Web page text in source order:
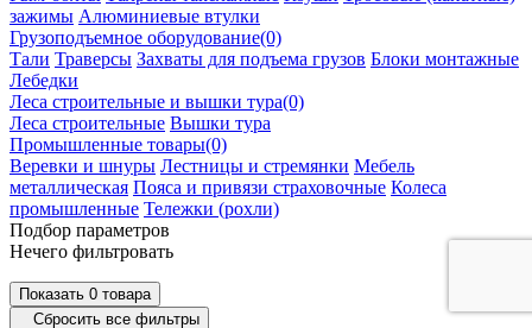
зажимы Алюминиевые втулки
Грузоподъемное оборудование(0)
Тали Траверсы Захваты для подъема грузов Блоки монтажные
Лебедки
Леса строительные и вышки тура(0)
Леса строительные Вышки тура
Промышленные товары(0)
Веревки и шнуры Лестницы и стремянки Мебель
металлическая Пояса и привязи страховочные Колеса
промышленные Тележки (рохли)
Подбор параметров
Нечего фильтровать
Показать 0 товара
Сбросить все фильтры